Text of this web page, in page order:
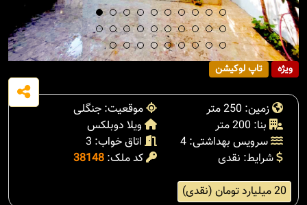
ویژه تاپ لوکیشن
زمین: 250 متر
موقعیت: جنگلی
بنا: 200 متر
ویلا دوبلکس
سرویس بهداشتی: 4
اتاق خواب: 3
شرایط: نقدی
کد ملک: 38148
20 میلیارد تومان (نقدی)